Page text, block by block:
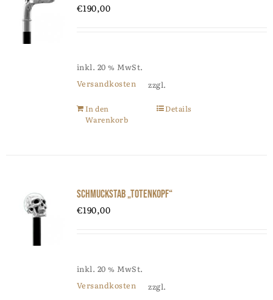
€190,00
inkl. 20 % MwSt.
zzgl.
Versandkosten
In den
Warenkorb
Details
Schmuckstab „Totenkopf“
€190,00
inkl. 20 % MwSt.
zzgl.
Versandkosten